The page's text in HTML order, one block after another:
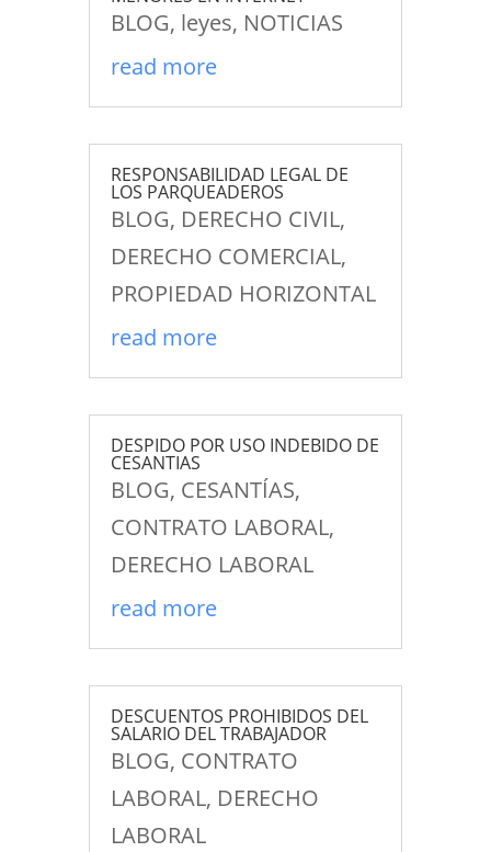
BLOG, leyes, NOTICIAS
read more
RESPONSABILIDAD LEGAL DE
LOS PARQUEADEROS
BLOG, DERECHO CIVIL,
DERECHO COMERCIAL,
PROPIEDAD HORIZONTAL
read more
DESPIDO POR USO INDEBIDO DE
CESANTIAS
BLOG, CESANTÍAS,
CONTRATO LABORAL,
DERECHO LABORAL
read more
DESCUENTOS PROHIBIDOS DEL
SALARIO DEL TRABAJADOR
BLOG, CONTRATO
LABORAL, DERECHO
LABORAL